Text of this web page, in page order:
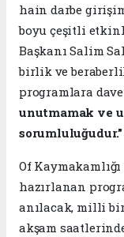
hain darbe
boyu çeşitli
Başkanı Salim
birlik ve
programlara
unutmamak ve
sorumluluğudur."
Of
hazırlanan
anılacak, milli
akşam